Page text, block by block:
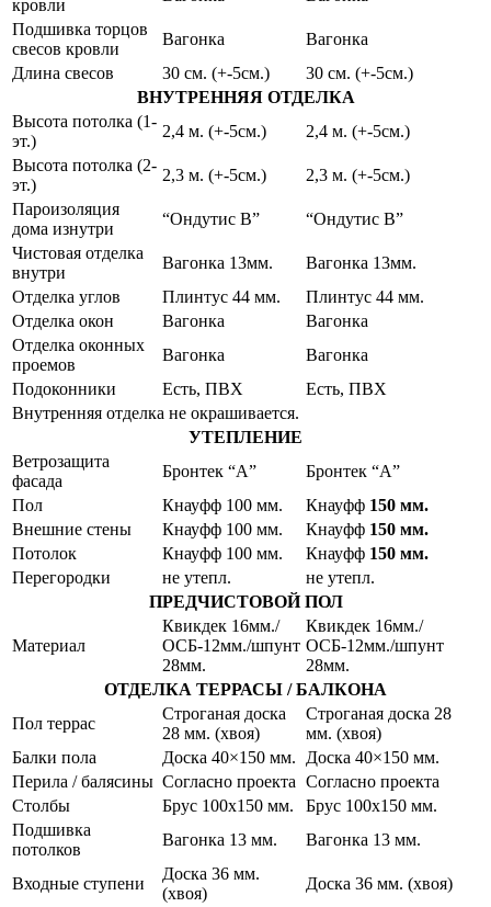
кровли
Подшивка торцов
свесов кровли
Вагонка
Вагонка
Длина свесов
30 см. (+-5см.)
30 см. (+-5см.)
ВНУТРЕННЯЯ ОТДЕЛКА
Высота потолка (1-
эт.)
2,4 м. (+-5см.)
2,4 м. (+-5см.)
Высота потолка (2-
эт.)
2,3 м. (+-5см.)
2,3 м. (+-5см.)
Пароизоляция
дома изнутри
“Ондутис В”
“Ондутис В”
Чистовая отделка
внутри
Вагонка 13мм.
Вагонка 13мм.
Отделка углов
Плинтус 44 мм.
Плинтус 44 мм.
Отделка окон
Вагонка
Вагонка
Отделка оконных
проемов
Вагонка
Вагонка
Подоконники
Есть, ПВХ
Есть, ПВХ
Внутренняя отделка не окрашивается.
УТЕПЛЕНИЕ
Ветрозащита
фасада
Бронтек “А”
Бронтек “А”
Пол
Кнауфф 100 мм. Кнауфф 150 мм.
Внешние стены
Кнауфф 100 мм. Кнауфф 150 мм.
Потолок
Кнауфф 100 мм. Кнауфф 150 мм.
Перегородки
не утепл.
не утепл.
ПРЕДЧИСТОВОЙ ПОЛ
Материал
Квикдек 16мм./
ОСБ-12мм./шпунт
28мм.
Квикдек 16мм./
ОСБ-12мм./шпунт
28мм.
ОТДЕЛКА ТЕРРАСЫ / БАЛКОНА
Пол террас
Строганая доска
28 мм. (хвоя)
Строганая доска 28
мм. (хвоя)
Балки пола
Доска 40×150 мм. Доска 40×150 мм.
Перила / балясины Согласно проекта Согласно проекта
Cтолбы
Брус 100х150 мм.
Брус 100х150 мм.
Подшивка
потолков
Вагонка 13 мм. Вагонка 13 мм.
Входные ступени
Доска 36 мм.
(хвоя)
Доска 36 мм. (хвоя)